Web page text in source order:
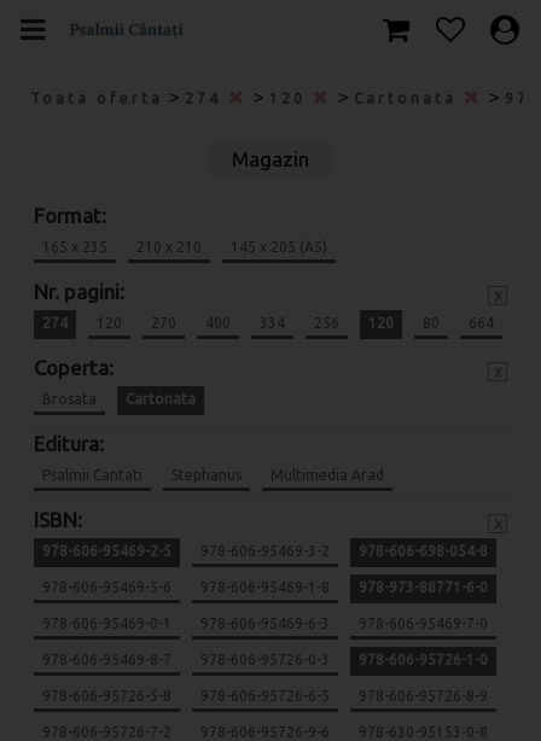
Toata oferta > 274 > 120 > Cartonata >
Magazin
Format:
165 x 235 210 x 210 145 x 205 (A5)
Nr. pagini:
274 120 270 400 334 256 120 80 664
Coperta:
Brosata Cartonata
Editura:
Psalmii Cantati Stephanus Multimedia Arad
ISBN:
978-606-95469-2-5 978-606-95469-3-2 978-606-698-054-8
978-606-95469-5-6 978-606-95469-1-8 978-973-88771-6-0
978-606-95469-0-1 978-606-95469-6-3 978-606-95469-7-0
978-606-95469-8-7 978-606-95726-0-3 978-606-95726-1-0
978-606-95726-5-8 978-606-95726-6-5 978-606-95726-8-9
978-606-95726-7-2 978-606-95726-9-6 978-630-95153-0-8